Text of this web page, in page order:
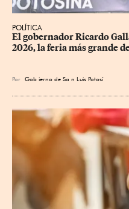
POLÍTICA
​El gobernador Ricardo
2026, la feria más grande
Por Gob ierno de Sa n Luis Potosí